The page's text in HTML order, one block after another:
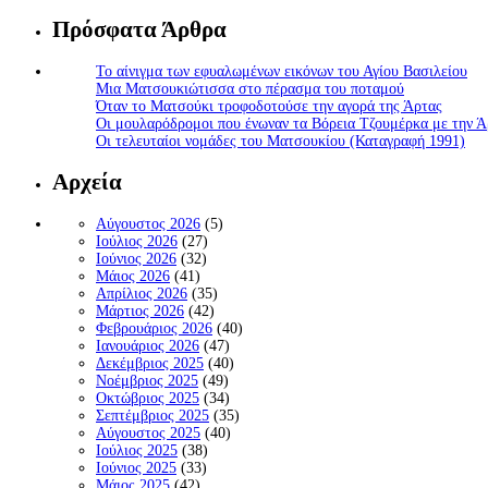
Πρόσφατα Άρθρα
Το αίνιγμα των εφυαλωμένων εικόνων του Αγίου Βασιλείου
Μια Ματσουκιώτισσα στο πέρασμα του ποταμού
Όταν το Ματσούκι τροφοδοτούσε την αγορά της Άρτας
Οι μουλαρόδρομοι που ένωναν τα Βόρεια Τζουμέρκα με την
Οι τελευταίοι νομάδες του Ματσουκίου (Καταγραφή 1991)
Αρχεία
Αύγουστος 2026 (5)
Ιούλιος 2026 (27)
Ιούνιος 2026 (32)
Μάιος 2026 (41)
Απρίλιος 2026 (35)
Μάρτιος 2026 (42)
Φεβρουάριος 2026 (40)
Ιανουάριος 2026 (47)
Δεκέμβριος 2025 (40)
Νοέμβριος 2025 (49)
Οκτώβριος 2025 (34)
Σεπτέμβριος 2025 (35)
Αύγουστος 2025 (40)
Ιούλιος 2025 (38)
Ιούνιος 2025 (33)